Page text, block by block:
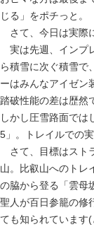
じる」をポチっと。
さて、今日は実際
実は先週、インプ
ら積雪に次ぐ積雪で
ーはみんなアイゼン
踏破性能の差は歴然
しかし圧雪路面では
5」。トレイルでの
さて、目標はスト
山。比叡山へのトレ
の脇から登る「雲母
聖人が百日参籠の修
ても知られています